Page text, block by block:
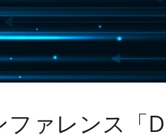
ァレンス「